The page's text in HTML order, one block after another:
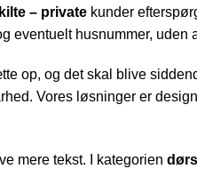
– private kunder
husnummer, uden
op, og det skal blive
Vores løsninger er
mere tekst. I kategorien